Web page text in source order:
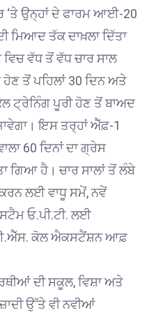
ਉਨ੍ਹਾਂ ਦੇ ਫਾਰਮ ਆਈ-20
ਮਿਆਦ ਤੱਕ ਦਾਖ਼ਲਾ ਦਿੱਤਾ
ਵੱਧ ਤੋਂ ਵੱਧ ਚਾਰ ਸਾਲ
ਤੋਂ ਪਹਿਲਾਂ 30 ਦਿਨ ਅਤੇ
ਟ੍ਰੇਨਿੰਗ ਪੂਰੀ ਹੋਣ ਤੋਂ ਬਾਅਦ
ਜਾਵੇਗਾ। ਇਸ ਤਰ੍ਹਾਂ ਐੱਫ਼-1
60 ਦਿਨਾਂ ਦਾ ਗ੍ਰੇਸ
ਗਿਆ ਹੈ। ਚਾਰ ਸਾਲਾਂ ਤੋਂ ਲੰਬੇ
ਲਈ ਵਾਧੂ ਸਮੇਂ, ਨਵੇਂ
ਸਟੈਮ ਓ.ਪੀ.ਟੀ. ਲਈ
ਕੋਲ ਐਕਸਟੈਂਸ਼ਨ ਆਫ਼
ਦੀ ਸਕੂਲ, ਵਿਸ਼ਾ ਅਤੇ
ਉੱਤੇ ਵੀ ਨਵੀਆਂ